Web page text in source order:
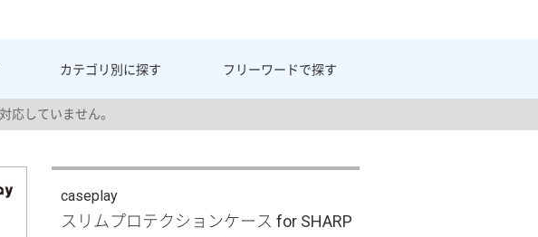
カテゴリ別に探す フリーワードで探す
応していません。
caseplay
スリムプロテクションケース for SHARP